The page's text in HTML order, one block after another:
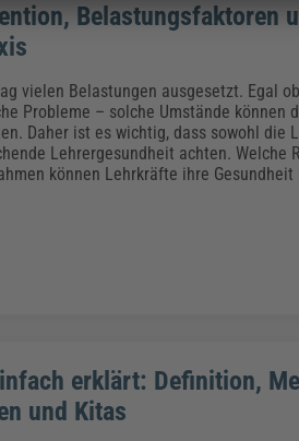
Belastungsfaktoren
vielen Belastungen ausgesetzt. Egal
Probleme – solche Umstände können
Daher ist es wichtig, dass sowohl die
Lehrergesundheit achten. Welche
können Lehrkräfte ihre
erklärt: Definition,
und Kitas